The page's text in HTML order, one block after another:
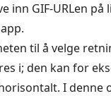
inn GIF-URLen på
til å velge
i; den kan for
I denne